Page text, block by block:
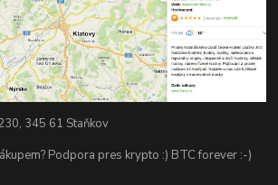
345 61 Staňkov
Podpora pres krypto :) BTC forever :-)